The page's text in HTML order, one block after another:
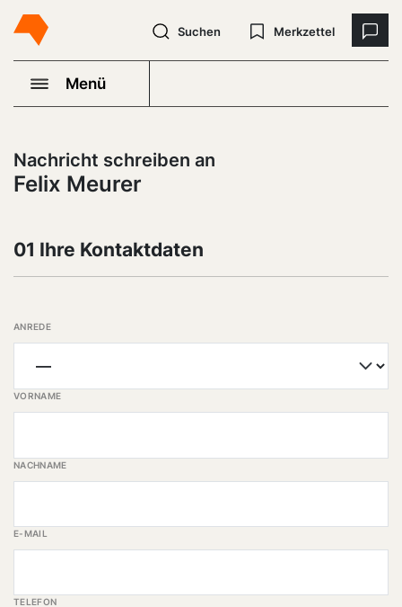
Suchen Merkzettel
Menü
Nachricht schreiben an
Felix Meurer
01 Ihre Kontaktdaten
ANREDE
VORNAME
NACHNAME
E-MAIL
TELEFON